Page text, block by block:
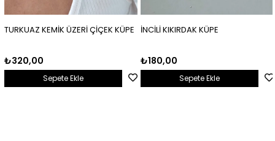
TURKUAZ KEMİK ÜZERİ ÇİÇEK KÜPE
₺320,00
Sepete Ekle
İNCİLİ KIKIRDAK KÜPE
₺180,00
Sepete Ekle